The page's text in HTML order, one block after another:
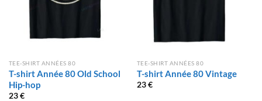
TEE-SHIRT ANNÉES 80
T-shirt Année 80 Old School
Hip-hop
23€
TEE-SHIRT ANNÉES 80
T-shirt Année 80 Vintage
23€